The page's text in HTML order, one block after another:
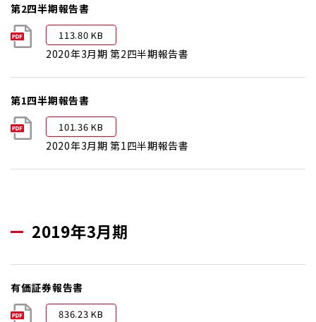
第2四半期報告書
113.80 KB
2020年3月期 第2四半期報告書
第1四半期報告書
101.36 KB
2020年3月期 第1四半期報告書
2019年3月期
有価証券報告書
836.23 KB